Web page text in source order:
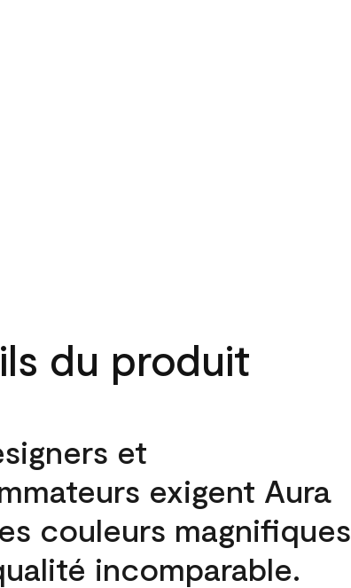
du produit
et
exigent Aura
couleurs magnifiques
incomparable.